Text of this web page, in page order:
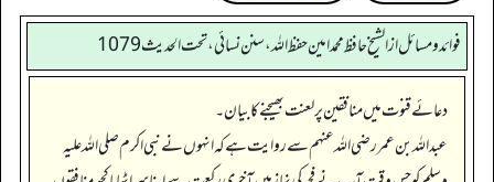
فوائد ومسائل از الشيخ حافظ محمد امين حفظ الله، سنن نسائي، تحت الحديث 1079
دعائے قنوت میں منافقین پر لعنت بھیجنے کا بیان۔
عبداللہ بن عمر رضی اللہ عنہم سے روایت ہے کہ انہوں نے نبی اکرم صلی اللہ علیہ